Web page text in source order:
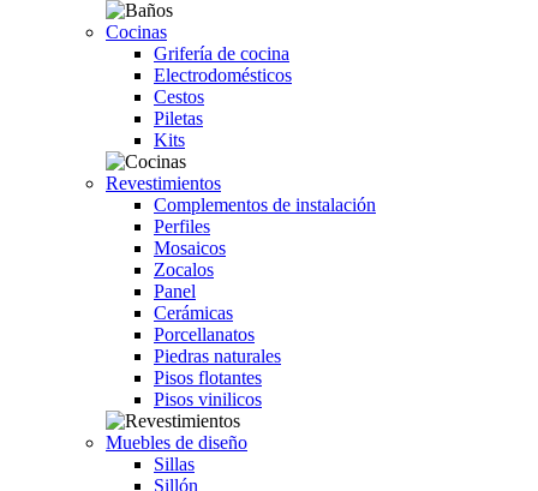
Cocinas
Grifería de cocina
Electrodomésticos
Cestos
Piletas
Kits
Revestimientos
Complementos de instalación
Perfiles
Mosaicos
Zocalos
Panel
Cerámicas
Porcellanatos
Piedras naturales
Pisos flotantes
Pisos vinilicos
Muebles de diseño
Sillas
Sillón